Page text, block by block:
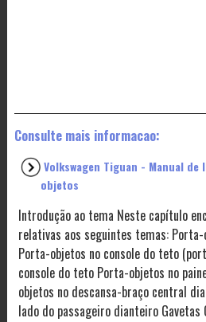
Consulte mais informacao:
Volkswagen Tiguan - Manual
objetos
Introdução ao tema Neste capítulo
relativas aos seguintes temas:
Porta-objetos no console do teto
console do teto Porta-objetos no
objetos no descansa-braço central
lado do passageiro dianteiro